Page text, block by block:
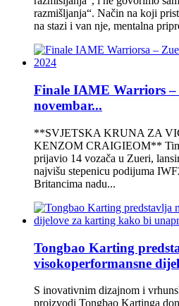
razmišljanja“. Način na koji
na stazi i van nje, mentalna
Finale IAME Warriors –
novembar...
**SVJETSKA KRUNA ZA
KENZOM CRAIGIEOM**
prijavio 14 vozača u Zueri,
najvišu stepenicu podijuma
Britancima nadu...
Tongbao Karting
visokoperformansne
S inovativnim dizajnom i
proizvodi Tongbao Kartinga